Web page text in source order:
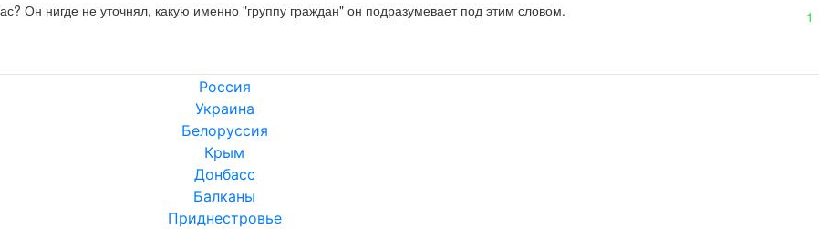
Он нигде не уточнял, какую именно "группу граждан" он подразумевает под этим словом. 1
Россия
Украина
Белоруссия
Крым
Донбасс
Балканы
Приднестровье